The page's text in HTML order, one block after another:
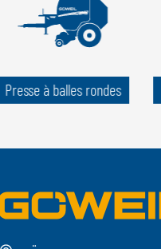
Presse à balles rondes